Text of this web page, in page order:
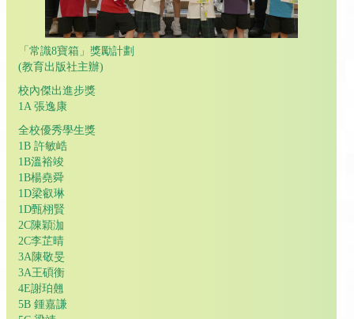
「常識8寶箱」獎勵計劃
(教育出版社主辦)
校內傑出進步獎
1A 張逸康
全校優秀學生獎
1B 許敏峼
1B溫裕竣
1B楊堯舜
1D梁叡琳
1D甄栩賢
2C陳穎泇
2C李芷晴
3A陳敬旻
3A王碩衡
4E謝珀翹
5B 鍾嘉謙